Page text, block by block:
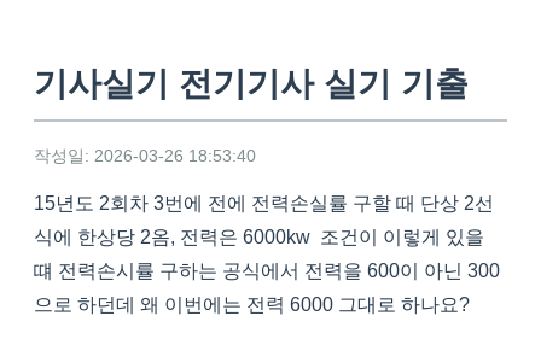
기사실기 전기기사 실기 기출
작성일: 2026-03-26 18:53:40
15년도 2회차 3번에 전에 전력손실률 구할 때 단상 2선
식에 한상당 2옴, 전력은 6000kw 조건이 이렇게 있을
떄 전력손시률 구하는 공식에서 전력을 600이 아닌 300
으로 하던데 왜 이번에는 전력 6000 그대로 하나요?